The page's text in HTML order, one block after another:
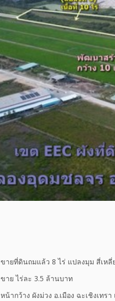
ขายที่ดินถมแล้ว 8 ไร่ แปลงมุม สี่เหลี่
ขาย ไร่ละ 3.5 ล้านบาท
หน้ากว้าง ผังม่วง อ.เมือง ฉะเชิงเทร